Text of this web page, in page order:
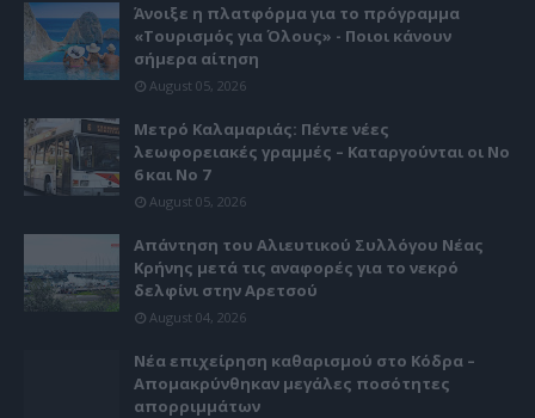
Άνοιξε η πλατφόρμα για το πρόγραμμα
«Τουρισμός για Όλους» - Ποιοι κάνουν
σήμερα αίτηση
August 05, 2026
Μετρό Καλαμαριάς: Πέντε νέες
λεωφορειακές γραμμές – Καταργούνται οι Νο
6 και Νο 7
August 05, 2026
Απάντηση του Αλιευτικού Συλλόγου Νέας
Κρήνης μετά τις αναφορές για το νεκρό
δελφίνι στην Αρετσού
August 04, 2026
Νέα επιχείρηση καθαρισμού στο Κόδρα –
Απομακρύνθηκαν μεγάλες ποσότητες
απορριμμάτων